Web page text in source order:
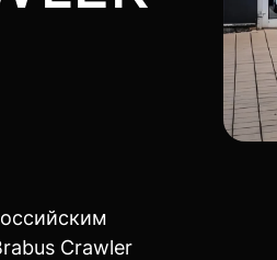
Crawler